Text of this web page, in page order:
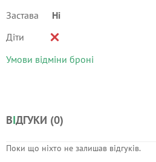
Застава
Ні
Діти
Умови відміни броні
ВІДГУКИ (0)
Поки що ніхто не залишав відгуків.